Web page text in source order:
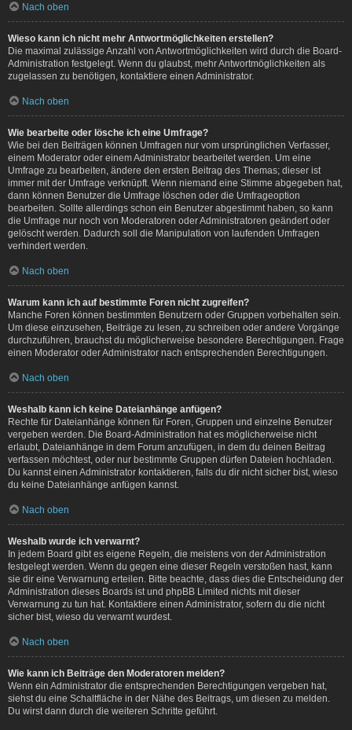
Nach oben
Wieso kann ich nicht mehr Antwortmöglichkeiten erstellen?
Die maximal zulässige Anzahl von Antwortmöglichkeiten wird durch die Board-
Administration festgelegt. Wenn du glaubst, mehr Antwortmöglichkeiten als
zugelassen zu benötigen, kontaktiere einen Administrator.
Nach oben
Wie bearbeite oder lösche ich eine Umfrage?
Wie bei den Beiträgen können Umfragen nur vom ursprünglichen Verfasser,
einem Moderator oder einem Administrator bearbeitet werden. Um eine
Umfrage zu bearbeiten, ändere den ersten Beitrag des Themas; dieser ist
immer mit der Umfrage verknüpft. Wenn niemand eine Stimme abgegeben hat,
dann können Benutzer die Umfrage löschen oder die Umfrageoption
bearbeiten. Sollte allerdings schon ein Benutzer abgestimmt haben, so kann
die Umfrage nur noch von Moderatoren oder Administratoren geändert oder
gelöscht werden. Dadurch soll die Manipulation von laufenden Umfragen
verhindert werden.
Nach oben
Warum kann ich auf bestimmte Foren nicht zugreifen?
Manche Foren können bestimmten Benutzern oder Gruppen vorbehalten sein.
Um diese einzusehen, Beiträge zu lesen, zu schreiben oder andere Vorgänge
durchzuführen, brauchst du möglicherweise besondere Berechtigungen. Frage
einen Moderator oder Administrator nach entsprechenden Berechtigungen.
Nach oben
Weshalb kann ich keine Dateianhänge anfügen?
Rechte für Dateianhänge können für Foren, Gruppen und einzelne Benutzer
vergeben werden. Die Board-Administration hat es möglicherweise nicht
erlaubt, Dateianhänge in dem Forum anzufügen, in dem du deinen Beitrag
verfassen möchtest, oder nur bestimmte Gruppen dürfen Dateien hochladen.
Du kannst einen Administrator kontaktieren, falls du dir nicht sicher bist, wieso
du keine Dateianhänge anfügen kannst.
Nach oben
Weshalb wurde ich verwarnt?
In jedem Board gibt es eigene Regeln, die meistens von der Administration
festgelegt werden. Wenn du gegen eine dieser Regeln verstoßen hast, kann
sie dir eine Verwarnung erteilen. Bitte beachte, dass dies die Entscheidung der
Administration dieses Boards ist und phpBB Limited nichts mit dieser
Verwarnung zu tun hat. Kontaktiere einen Administrator, sofern du die nicht
sicher bist, wieso du verwarnt wurdest.
Nach oben
Wie kann ich Beiträge den Moderatoren melden?
Wenn ein Administrator die entsprechenden Berechtigungen vergeben hat,
siehst du eine Schaltfläche in der Nähe des Beitrags, um diesen zu melden.
Du wirst dann durch die weiteren Schritte geführt.